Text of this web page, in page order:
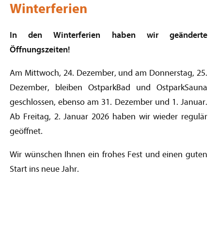
Winterferien
In den Winterferien haben wir geänderte
Öffnungszeiten!
Am Mittwoch, 24. Dezember, und am Donnerstag, 25.
Dezember, bleiben OstparkBad und OstparkSauna
geschlossen, ebenso am 31. Dezember und 1. Januar.
Ab Freitag, 2. Januar 2026 haben wir wieder regulär
geöffnet.
Wir wünschen Ihnen ein frohes Fest und einen guten
Start ins neue Jahr.